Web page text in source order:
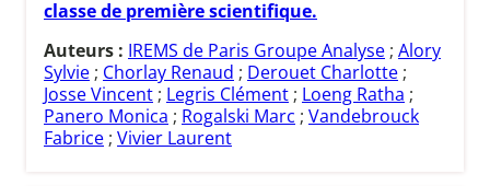
classe de première scientifique.
Auteurs : IREMS de Paris Groupe Analyse ; Alory
Sylvie ; Chorlay Renaud ; Derouet Charlotte ;
Josse Vincent ; Legris Clément ; Loeng Ratha ;
Panero Monica ; Rogalski Marc ; Vandebrouck
Fabrice ; Vivier Laurent